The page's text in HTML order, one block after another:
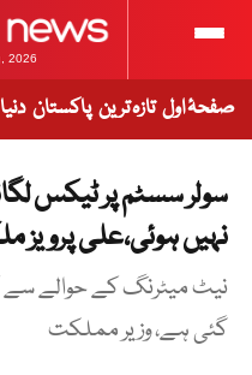
2026
صفحۂ اول تازہ ترین پاکستان دنیا
سولر سسٹم پر ٹیکس
نہیں ہوئی،علی پرویز
نیٹ میٹرنگ کے حوالے سے
گئی ہے، وزیر مملکت